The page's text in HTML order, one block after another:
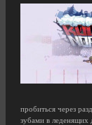
пробиться через
зубами в леденящих